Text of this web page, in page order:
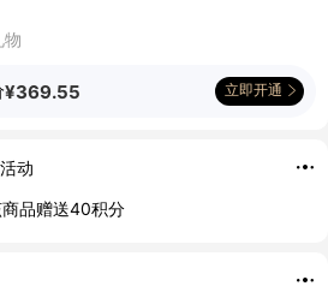
物
¥369.55 立即开通
动
品赠送40积分